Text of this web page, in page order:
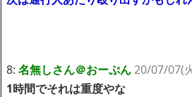
8: 名無しさん＠おーぷん20/07/07(
1時間でそれは重度やな